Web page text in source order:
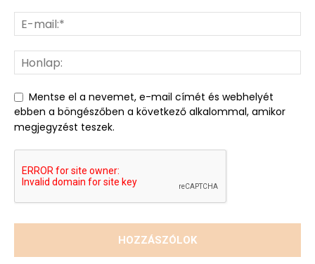
Mentse el a nevemet, e-mail címét és webhelyét
ebben a böngészőben a következő alkalommal, amikor
megjegyzést teszek.